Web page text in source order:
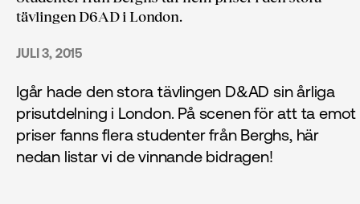
tävlingen D6AD i London.
JULI 3, 2015
Igår hade den stora tävlingen D&AD sin årliga
prisutdelning i London. På scenen för att ta emot
priser fanns flera studenter från Berghs, här
nedan listar vi de vinnande bidragen!